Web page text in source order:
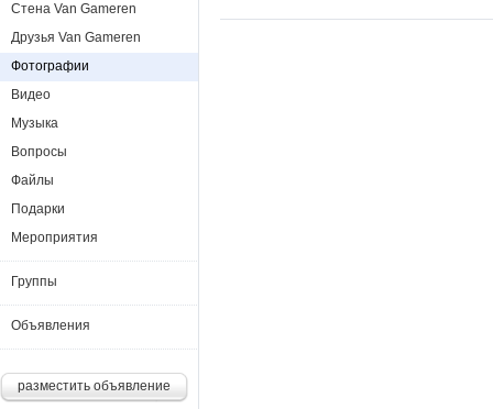
Стена Van Gameren
Друзья Van Gameren
Фотографии
Видео
Музыка
Вопросы
Файлы
Подарки
Мероприятия
Группы
Объявления
разместить объявление